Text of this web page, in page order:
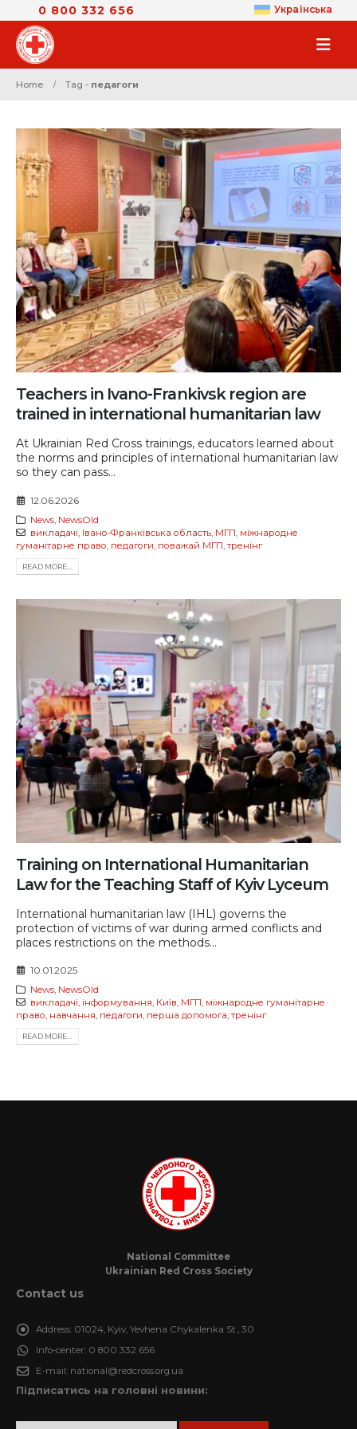
0 800 332 656 Українська
Home Tag - педагоги
Teachers in Ivano-Frankivsk region are
trained in international humanitarian law
At Ukrainian Red Cross trainings, educators learned about
the norms and principles of international humanitarian law
so they can pass...
12.06.2026
News, NewsOld
викладачі Івано-Франківська область, МГП міжнародне
гуманітарне право педагоги поважай МГП ,тренінг
READ MORE...
Training on International Humanitarian
Law for the Teaching Staff of Kyiv Lyceum
International humanitarian law (IHL) governs the
protection of victims of war during armed conflicts and
places restrictions on the methods...
10.01.2025
News, NewsOld
викладачі, інформування, Київ, МГП, міжнародне гуманітарне
право, навчання, педагоги, перша допомога,тренінг
READ MORE...
National Committee
Ukrainian Red Cross Society
Contact us
Address: 01024, Kyiv, Yevhena Chykalenka St., 30
Info-center: 0 800 332 656
E-mail: national@redcross.org.ua
Підписатись на головні новини: